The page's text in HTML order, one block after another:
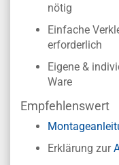
nötig
Einfache
erforderlich
Eigene &
Ware
Empfehlenswert
Erklärung zur